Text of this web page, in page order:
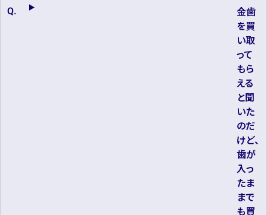
金歯
を買
い取
って
もら
える
と聞
いた
のだ
けど、
歯が
入っ
たま
まで
も買